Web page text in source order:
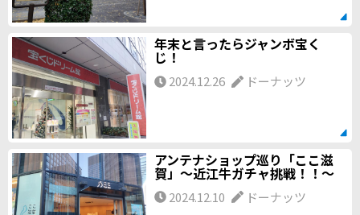
年末と言ったらジャンボ宝く
じ！
2024.12.26 ドーナッツ
アンテナショップ巡り「ここ滋
賀」～近江牛ガチャ挑戦！！～
2024.12.10 ドーナッツ